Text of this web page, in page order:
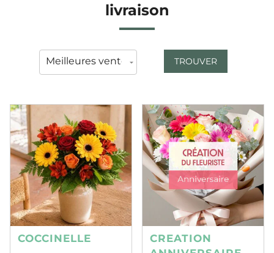
livraison
TROUVER
COCCINELLE
CREATION